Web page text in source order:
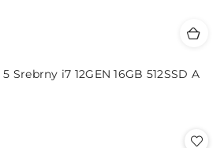
Srebrny i7 12GEN 16GB 512SSD A